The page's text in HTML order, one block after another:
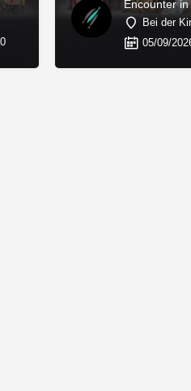
Encounter
Bei der
05/09/